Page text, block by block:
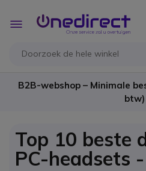
Toggle
Nav
B2B-webshop – Minimale
btw)
Top 10 beste
PC-headsets